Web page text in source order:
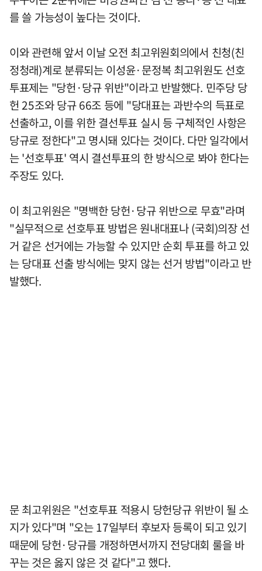
를 쓸 가능성이 높다는 것이다.
이와 관련해 앞서 이날 오전 최고위원회의에서 친청(친
정청래)계로 분류되는 이성윤·문정복 최고위원도 선호
투표제는 "당헌·당규 위반"이라고 반발했다. 민주당 당
헌 25조와 당규 66조 등에 "당대표는 과반수의 득표로
선출하고, 이를 위한 결선투표 실시 등 구체적인 사항은
당규로 정한다"고 명시돼 있다는 것이다. 다만 일각에서
는 '선호투표' 역시 결선투표의 한 방식으로 봐야 한다는
주장도 있다.
이 최고위원은 "명백한 당헌·당규 위반으로 무효"라며
"실무적으로 선호투표 방법은 원내대표나 (국회)의장 선
거 같은 선거에는 가능할 수 있지만 순회 투표를 하고 있
는 당대표 선출 방식에는 맞지 않는 선거 방법"이라고 반
발했다.
문 최고위원은 "선호투표 적용시 당헌당규 위반이 될 소
지가 있다"며 "오는 17일부터 후보자 등록이 되고 있기
때문에 당헌·당규를 개정하면서까지 전당대회 룰을 바
꾸는 것은 옳지 않은 것 같다"고 했다.